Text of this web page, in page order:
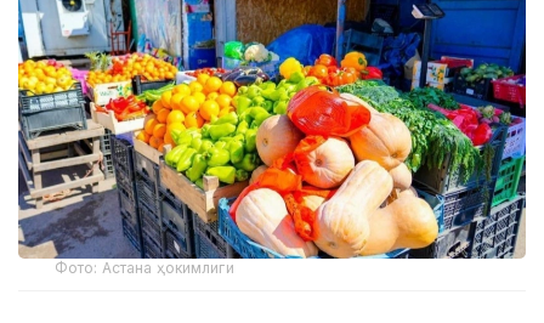
Фото: Астана ҳокимлиги